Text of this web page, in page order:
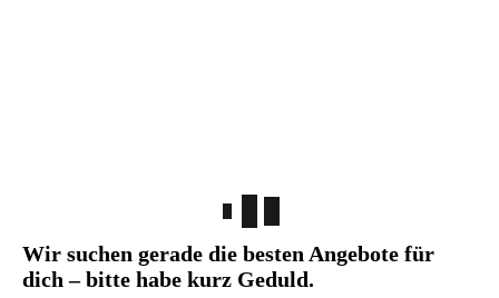
Wir suchen gerade die besten Angebote für
dich – bitte habe kurz Geduld.